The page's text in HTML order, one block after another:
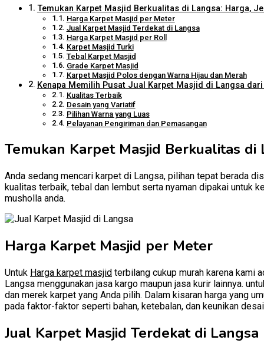
Temukan Karpet Masjid Berkualitas di Langsa: Harga,
Harga Karpet Masjid per Meter
Jual Karpet Masjid Terdekat di Langsa
Harga Karpet Masjid per Roll
Karpet Masjid Turki
Tebal Karpet Masjid
Grade Karpet Masjid
Karpet Masjid Polos dengan Warna Hijau dan Merah
Kenapa Memilih Pusat Jual Karpet Masjid di Langsa
Kualitas Terbaik
Desain yang Variatif
Pilihan Warna yang Luas
Pelayanan Pengiriman dan Pemasangan
Temukan Karpet Masjid Berkualitas di
Anda sedang mencari karpet di Langsa, pilihan tepat berada
kualitas terbaik, tebal dan lembut serta nyaman dipakai untuk
musholla anda.
Harga Karpet Masjid per Meter
Untuk Harga karpet masjid terbilang cukup murah karena kami
Langsa menggunakan jasa kargo maupun jasa kurir lainnya.
dan merek karpet yang Anda pilih. Dalam kisaran harga yang
pada faktor-faktor seperti bahan, ketebalan, dan keunikan
Jual Karpet Masjid Terdekat di Langsa